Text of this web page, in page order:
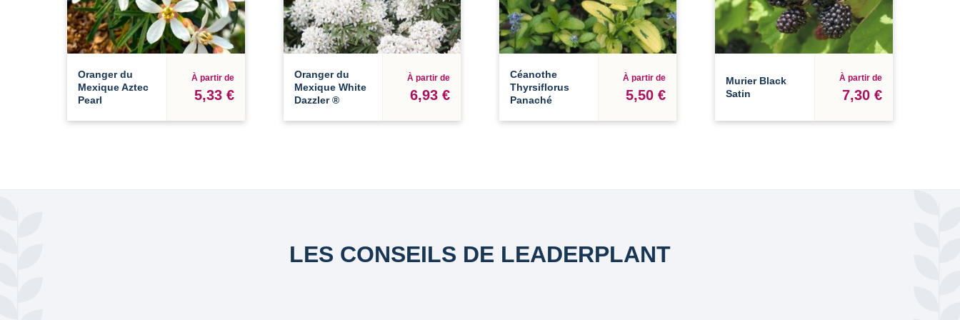
Oranger du
Mexique Aztec
Pearl
À partir de
5,33 €
Oranger du
Mexique White
Dazzler ®
À partir de
6,93 €
Céanothe
Thyrsiflorus
Panaché
À partir de
5,50 €
Murier Black
Satin
À partir de
7,30 €
LES CONSEILS DE LEADERPLANT